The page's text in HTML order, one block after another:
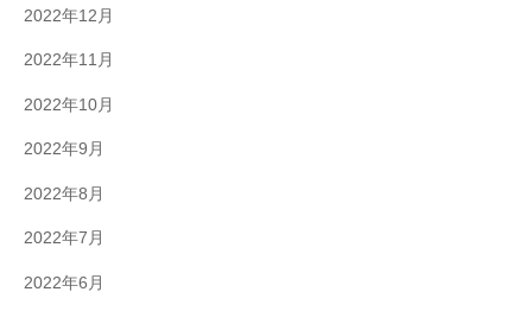
2022年12月
2022年11月
2022年10月
2022年9月
2022年8月
2022年7月
2022年6月